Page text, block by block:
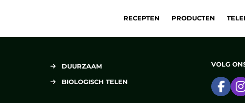
RECEPTEN PRODUCTEN
DUURZAAM
BIOLOGISCH TELEN
VOLG
Ga